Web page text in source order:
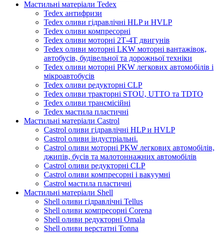
Мастильні матеріали Tedex
Tedex антифризи
Tedex оливи гідравлічні HLP и HVLP
Tedex оливи компресорні
Tedex оливи моторні 2Т-4Т двигунів
Tedex оливи моторні LKW моторні вантажівок,
автобусів, будівельної та дорожньої техніки
Tedex оливи моторні PKW легкових автомобілів і
мікроавтобусів
Tedex оливи редукторні CLP
Tedex оливи тракторні STOU, UTTO та TDTO
Tedex оливи трансмісійні
Tedex мастила пластичні
Мастильні матеріали Castrol
Castrol оливи гідравлічні HLP и HVLP
Castrol оливи індустріальні.
Castrol оливи моторні PKW легкових автомобілів,
джипів, бусів та малотоннажних автомобілів
Castrol оливи редукторні CLP
Castrol оливи компресорні і вакуумні
Castrol мастила пластичні
Мастильні матеріали Shell
Shell оливи гідравлічні Tellus
Shell оливи компресорні Corena
Shell оливи редукторні Omala
Shell оливи верстатні Tonna